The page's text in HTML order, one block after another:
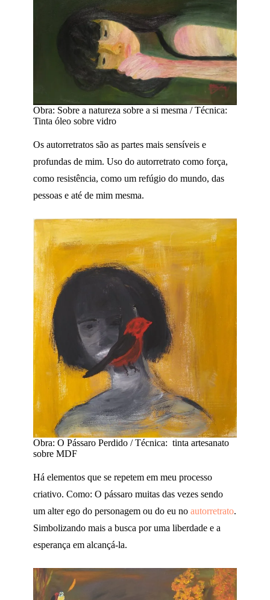
Obra: Sobre a natureza sobre a si mesma / Técnica:
Tinta óleo sobre vidro
Os autorretratos são as partes mais sensíveis e
profundas de mim. Uso do autorretrato como força,
como resistência, como um refúgio do mundo, das
pessoas e até de mim mesma.
Obra: O Pássaro Perdido / Técnica: tinta artesanato
sobre MDF
Há elementos que se repetem em meu processo
criativo. Como: O pássaro muitas das vezes sendo
um alter ego do personagem ou do eu no autorretrato.
Simbolizando mais a busca por uma liberdade e a
esperança em alcançá-la.